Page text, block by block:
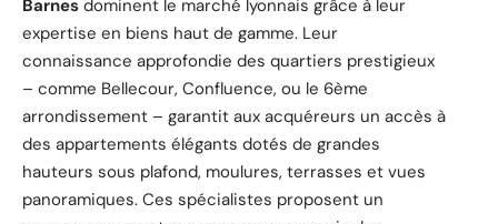
Barnes dominent le marché lyonnais grâce à leur
expertise en biens haut de gamme. Leur
connaissance approfondie des quartiers prestigieux
– comme Bellecour, Confluence, ou le 6ème
arrondissement – garantit aux acquéreurs un accès à
des appartements élégants dotés de grandes
hauteurs sous plafond, moulures, terrasses et vues
panoramiques. Ces spécialistes proposent un